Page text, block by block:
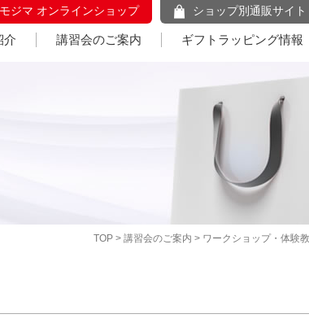
ジマ オンラインショップ ショップ別通販サイト
介 講習会のご案内 ギフトラッピング情報
TOP > 講習会のご案内 > ワークショップ・体験